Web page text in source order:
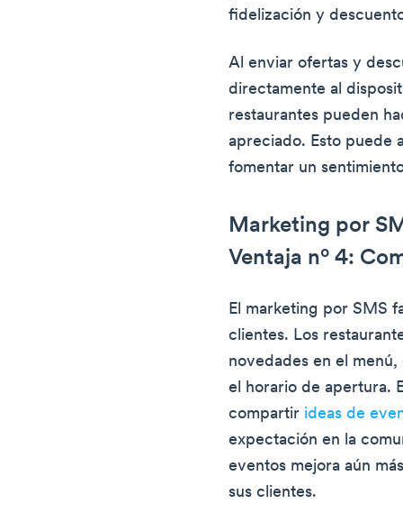
fidelización y
Al enviar ofertas y
directamente al
restaurantes pueden
apreciado. Esto puede
fomentar un
Marketing por
Ventaja nº 4:
El marketing por SMS
clientes. Los
novedades en el
el horario de apertura.
compartir ideas de
expectación en la
eventos mejora aún
sus clientes.